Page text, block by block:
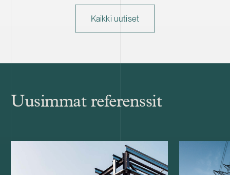
Kaikki uutiset
Uusimmat referenssit